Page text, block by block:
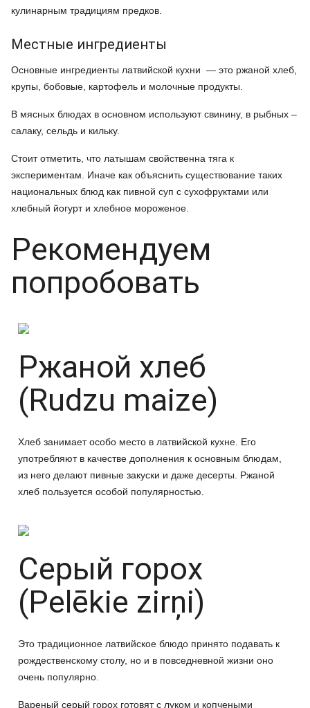
кулинарным традициям предков.
Местные ингредиенты
Основные ингредиенты латвийской кухни — это ржаной хлеб,
крупы, бобовые, картофель и молочные продукты.
В мясных блюдах в основном используют свинину, в рыбных –
салаку, сельдь и кильку.
Стоит отметить, что латышам свойственна тяга к
экспериментам. Иначе как объяснить существование таких
национальных блюд как пивной суп с сухофруктами или
хлебный йогурт и хлебное мороженое.
Рекомендуем
попробовать
Ржаной хлеб
(Rudzu maize)
Хлеб занимает особо место в латвийской кухне. Его
употребляют в качестве дополнения к основным блюдам,
из него делают пивные закуски и даже десерты. Ржаной
хлеб пользуется особой популярностью.
Серый горох
(Pelēkie zirņi)
Это традиционное латвийское блюдо принято подавать к
рождественскому столу, но и в повседневной жизни оно
очень популярно.
Вареный серый горох готовят с луком и копчеными